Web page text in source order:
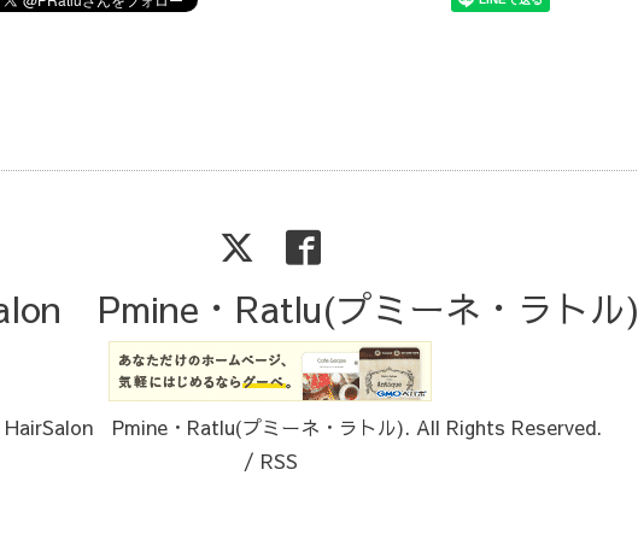
Pmine・Ratlu(プミーネ・ラトル)
HairSalon Pmine・Ratlu(プミーネ・ラトル). All Rights Reserved.
/ RSS